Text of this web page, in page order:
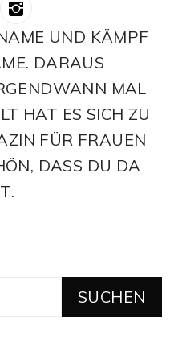
UND KÄMPF
DARAUS
MAL
HAT ES SICH ZU
FÜR FRAUEN
DASS DU DA